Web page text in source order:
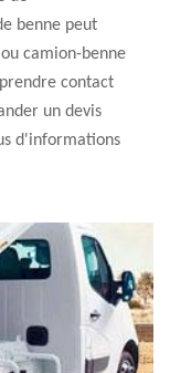
benne peut
camion-benne
contact
un devis
d'informations